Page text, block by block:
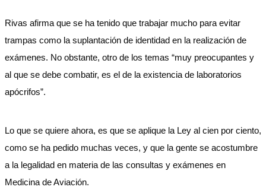
Rivas afirma que se ha tenido que trabajar mucho para evitar
trampas como la suplantación de identidad en la realización de
exámenes. No obstante, otro de los temas “muy preocupantes y
al que se debe combatir, es el de la existencia de laboratorios
apócrifos”.
Lo que se quiere ahora, es que se aplique la Ley al cien por ciento,
como se ha pedido muchas veces, y que la gente se acostumbre
a la legalidad en materia de las consultas y exámenes en
Medicina de Aviación.